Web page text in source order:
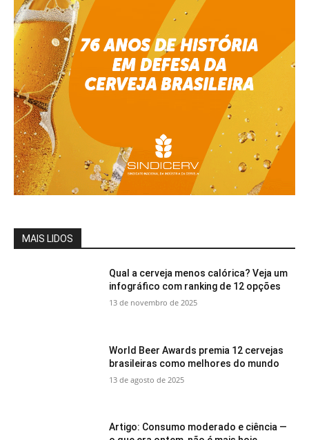
MAIS LIDOS
Qual a cerveja menos calórica? Veja um
infográfico com ranking de 12 opções
13 de novembro de 2025
World Beer Awards premia 12 cervejas
brasileiras como melhores do mundo
13 de agosto de 2025
Artigo: Consumo moderado e ciência —